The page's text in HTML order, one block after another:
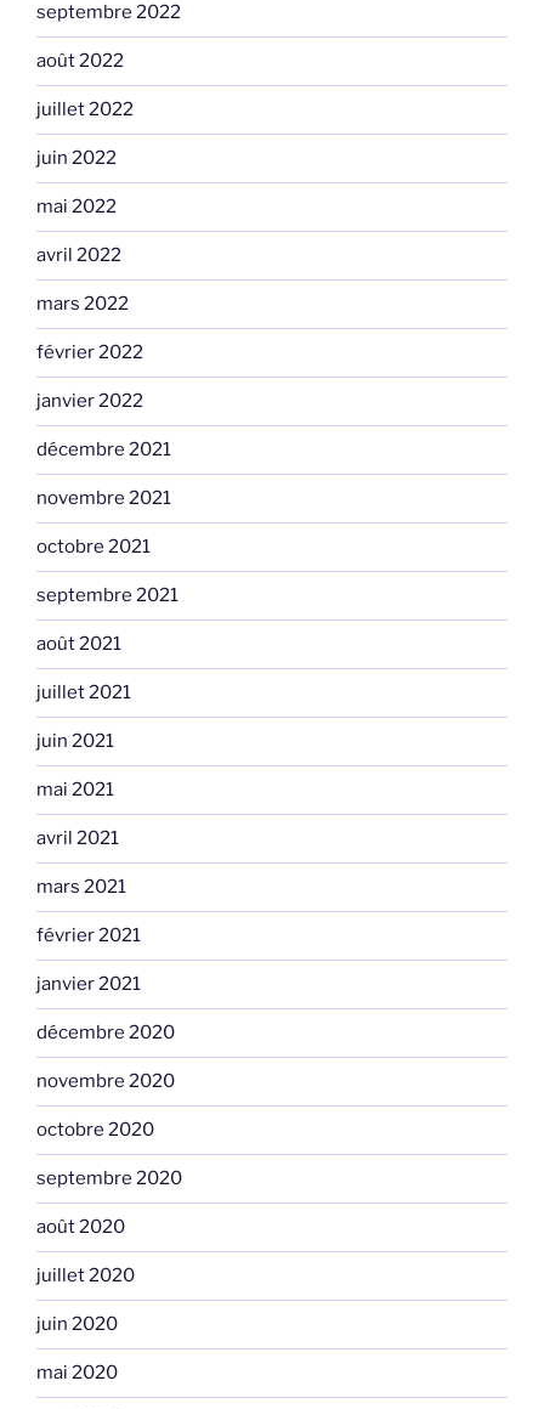
septembre 2022
août 2022
juillet 2022
juin 2022
mai 2022
avril 2022
mars 2022
février 2022
janvier 2022
décembre 2021
novembre 2021
octobre 2021
septembre 2021
août 2021
juillet 2021
juin 2021
mai 2021
avril 2021
mars 2021
février 2021
janvier 2021
décembre 2020
novembre 2020
octobre 2020
septembre 2020
août 2020
juillet 2020
juin 2020
mai 2020